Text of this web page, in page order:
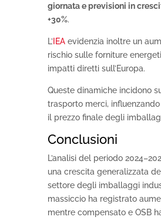
giornata e previsioni in
+30%.
L’ IEAevidenzia inoltre un
rischio sulle forniture
impatti diretti sull’Europa.
Queste dinamiche incidono
trasporto merci,
il prezzo finale degli
Conclusioni
L’analisi del periodo
una crescita generalizzata
settore degli imballaggi
massiccio ha registrato
mentre compensato e OSB